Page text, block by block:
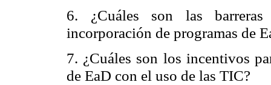
6. ¿Cuáles son las
incorporación de programas de
7. ¿Cuáles son los incentivos
de EaD con el uso de las TIC?